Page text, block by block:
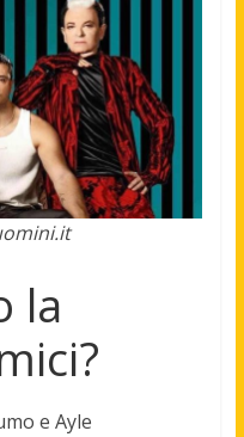
la
e Ayle